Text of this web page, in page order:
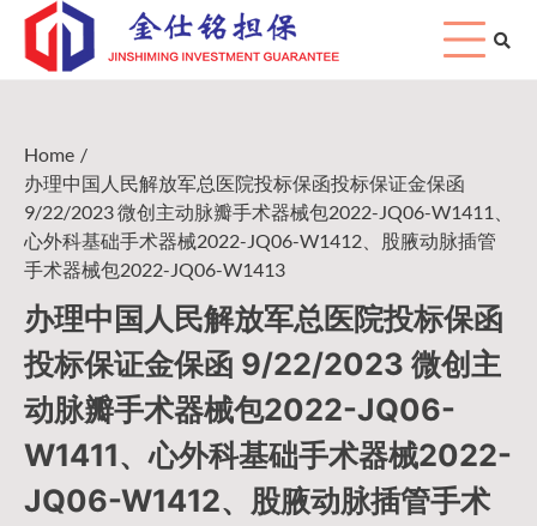
Skip
content
Home
办理中国人民解放军总医院投标保函投标保证金保函
9/22/2023 微创主动脉瓣手术器械包2022-JQ06-W1411、
心外科基础手术器械2022-JQ06-W1412、股腋动脉插管
手术器械包2022-JQ06-W1413
办理中国人民解放军总医院投标保函
投标保证金保函 9/22/2023 微创主
动脉瓣手术器械包2022-JQ06-
W1411、心外科基础手术器械2022-
JQ06-W1412、股腋动脉插管手术